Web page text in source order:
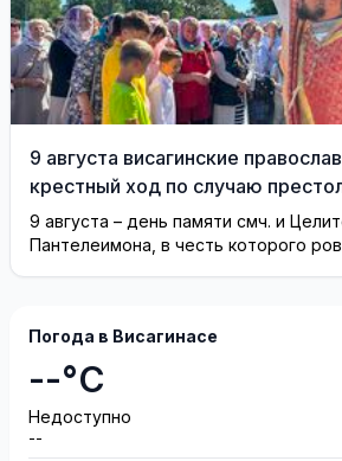
9 августа висагинские
крестный ход по случаю
праздника (фотогалерея)
9 августа – день памяти смч. и
Пантелеимона, в честь которого
Погода в Висагинасе
--°C
Недоступно
--